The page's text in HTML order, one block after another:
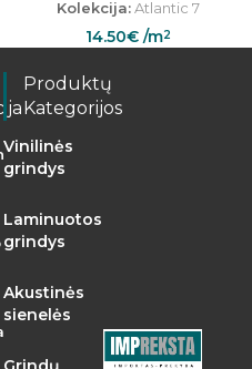
Kolekcija:Atlantic 7
14.50€/m2
Produktų
Kategorijos
Vinilinės
grindys
Laminuotos
grindys
Akustinės
sienelės